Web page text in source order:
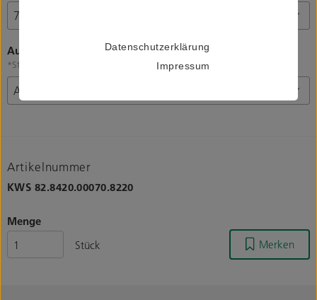
Datenschutzerklärung
Impressum
Ausführung
*Stütze, **Griff
Artikelnummer
KWS 82.8420.00070.8220
Menge
Stück
Merken